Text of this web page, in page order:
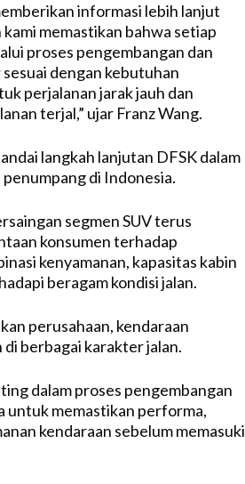
informasi lebih lanjut
memastikan bahwa setiap
proses pengembangan dan
dengan kebutuhan
perjalanan jarak jauh dan
terjal,” ujar Franz Wang.
langkah lanjutan DFSK dalam
di Indonesia.
segmen SUV terus
konsumen terhadap
kenyamanan, kapasitas kabin
beragam kondisi jalan.
perusahaan, kendaraan
berbagai karakter jalan.
dalam proses pengembangan
memastikan performa,
kendaraan sebelum memasuki